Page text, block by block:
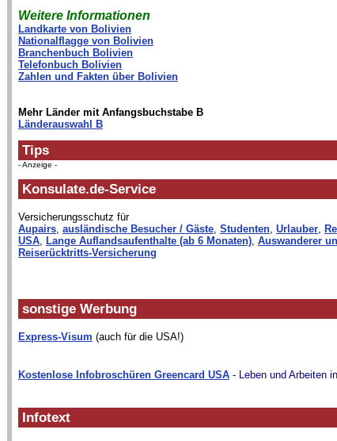
Weitere Informationen
Landkarte von Bolivien
Nationalflagge von Bolivien
Branchenbuch Bolivien
Telefonbuch Bolivien
Zahlen und Fakten über Bolivien
Mehr Länder mit Anfangsbuchstabe B
Länderauswahl B
Tips
- Anzeige -
Konsulate.de-Service
Versicherungsschutz für
Aupairs, ausländische Besucher / Gäste, Studenten, Urlauber,
USA, Lange Auflandsaufenthalte (ab 6 Monaten), Auswanderer
Reiserücktritts-Versicherung
sonstige Werbung
Express-Visum (auch für die USA!)
Kostenlose Infobroschüren Greencard USA - Leben und Arbeiten
Infotext